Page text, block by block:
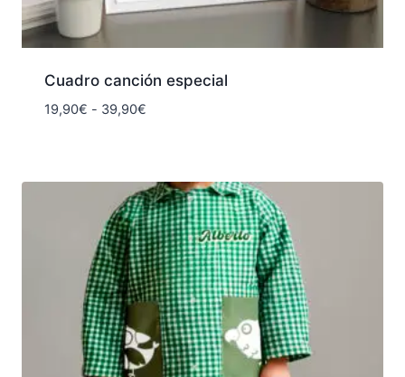
Cuadro canción especial
19,90€ - 39,90€Rango
19,90€
hasta
39,90€